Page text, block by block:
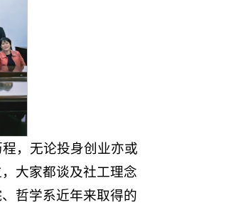
，无论投身创业亦或
大家都谈及社工理念
哲学系近年来取得的